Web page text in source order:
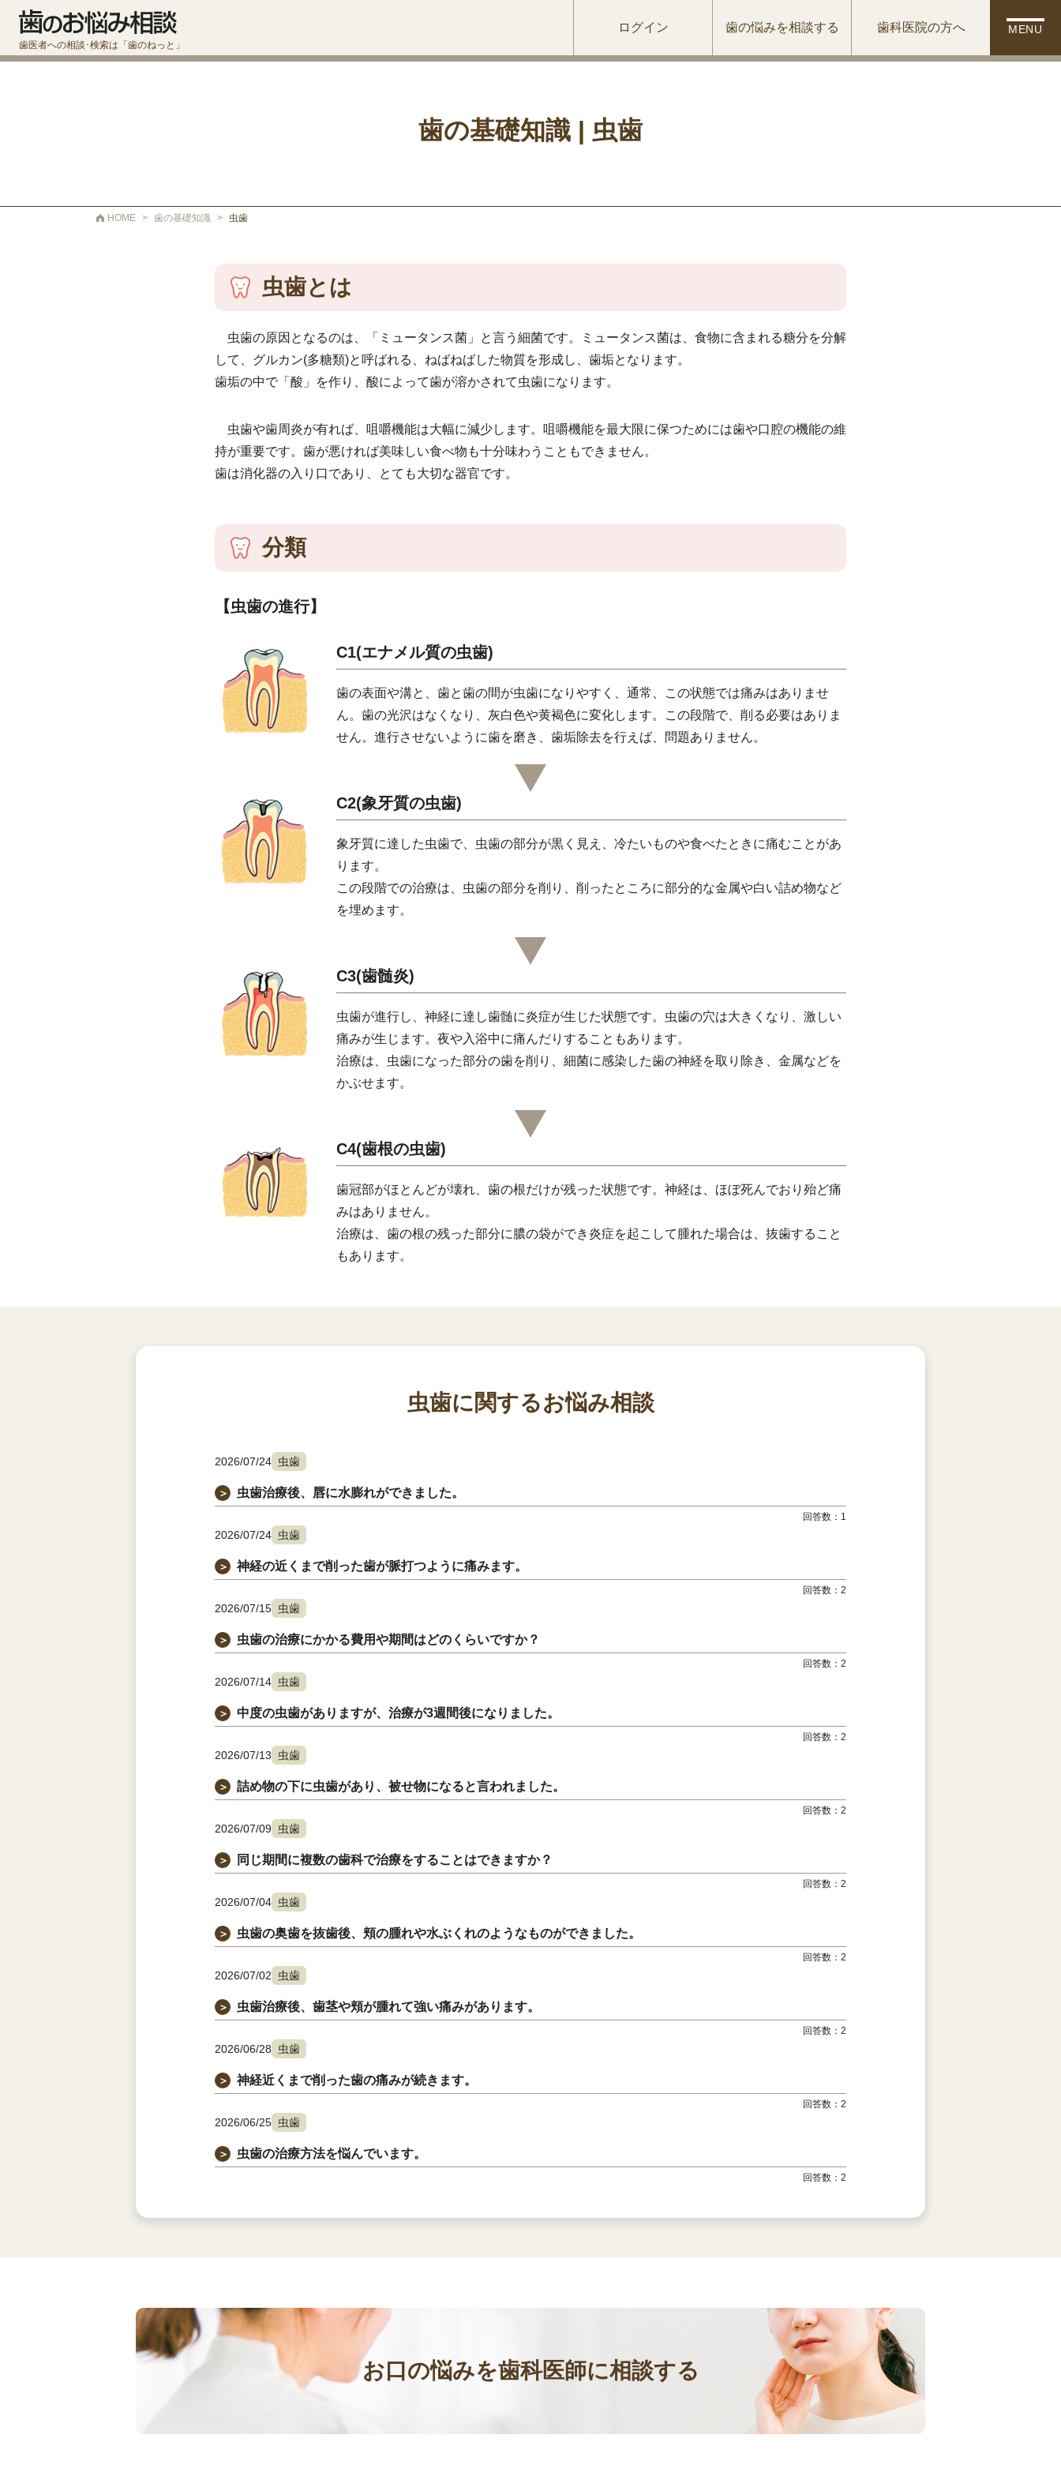
歯医者への相談･検索は「歯のねっと」
ログイン 歯の悩みを相談する 歯科医院の方へ MENU
歯の基礎知識 | 虫歯
HOME > 歯の基礎知識 > 虫歯
虫歯とは
虫歯の原因となるのは、「ミュータンス菌」と言う細菌です。ミュータンス菌は、食物に含まれる糖分を分解
して、グルカン(多糖類)と呼ばれる、ねばねばした物質を形成し、歯垢となります。
歯垢の中で「酸」を作り、酸によって歯が溶かされて虫歯になります。
虫歯や歯周炎が有れば、咀嚼機能は大幅に減少します。咀嚼機能を最大限に保つためには歯や口腔の機能の維
持が重要です。歯が悪ければ美味しい食べ物も十分味わうこともできません。
歯は消化器の入り口であり、とても大切な器官です。
分類
【虫歯の進行】
C1(エナメル質の虫歯)
歯の表面や溝と、歯と歯の間が虫歯になりやすく、通常、この状態では痛みはありませ
ん。歯の光沢はなくなり、灰白色や黄褐色に変化します。この段階で、削る必要はありま
せん。進行させないように歯を磨き、歯垢除去を行えば、問題ありません。
C2(象牙質の虫歯)
象牙質に達した虫歯で、虫歯の部分が黒く見え、冷たいものや食べたときに痛むことがあ
ります。
この段階での治療は、虫歯の部分を削り、削ったところに部分的な金属や白い詰め物など
を埋めます。
C3(歯髄炎)
虫歯が進行し、神経に達し歯髄に炎症が生じた状態です。虫歯の穴は大きくなり、激しい
痛みが生じます。夜や入浴中に痛んだりすることもあります。
治療は、虫歯になった部分の歯を削り、細菌に感染した歯の神経を取り除き、金属などを
かぶせます。
C4(歯根の虫歯)
歯冠部がほとんどが壊れ、歯の根だけが残った状態です。神経は、ほぼ死んでおり殆ど痛
みはありません。
治療は、歯の根の残った部分に膿の袋ができ炎症を起こして腫れた場合は、抜歯すること
もあります。
虫歯に関するお悩み相談
2026/07/24 虫歯
＞ 虫歯治療後、唇に水膨れができました。
回答数： 1
2026/07/24 虫歯
＞ 神経の近くまで削った歯が脈打つように痛みます。
回答数： 2
2026/07/15 虫歯
＞ 虫歯の治療にかかる費用や期間はどのくらいですか？
回答数： 2
2026/07/14 虫歯
＞ 中度の虫歯がありますが、治療が3週間後になりました。
回答数： 2
2026/07/13 虫歯
＞ 詰め物の下に虫歯があり、被せ物になると言われました。
回答数： 2
2026/07/09 虫歯
＞ 同じ期間に複数の歯科で治療をすることはできますか？
回答数： 2
2026/07/04 虫歯
＞ 虫歯の奥歯を抜歯後、頬の腫れや水ぶくれのようなものができました。
回答数： 2
2026/07/02 虫歯
＞ 虫歯治療後、歯茎や頬が腫れて強い痛みがあります。
回答数： 2
2026/06/28 虫歯
＞ 神経近くまで削った歯の痛みが続きます。
回答数： 2
2026/06/25 虫歯
＞ 虫歯の治療方法を悩んでいます。
回答数： 2
お口の悩みを歯科医師に相談する